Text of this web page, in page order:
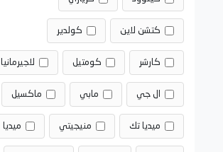
كتشن لاين كولدير
كارشر كومتيل لاجيرمانيا
ال جي مابي ماكسيل
ميديا تك منيجيتي ميديا